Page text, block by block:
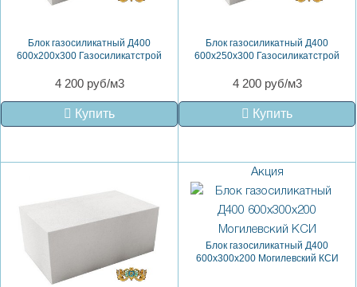
Блок газосиликатный Д400
600х200х300 Газосиликатстрой
4 200 руб/м3
Купить
Блок газосиликатный Д400
600х250х300 Газосиликатстрой
4 200 руб/м3
Купить
Акция
Блок газосиликатный Д400
600х300х200 Могилевский КСИ